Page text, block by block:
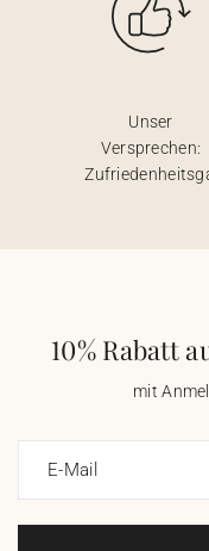
Unser
Versprechen:
10% Rabatt
mit
E-Mail